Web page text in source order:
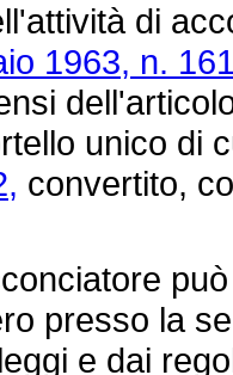
di
1963, n.
unico di
convertito,
può
presso la
e dai